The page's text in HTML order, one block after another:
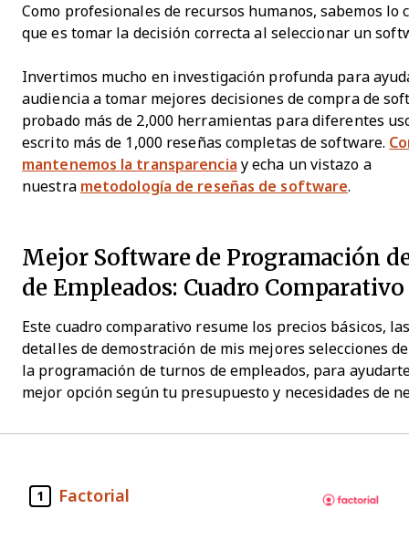
Como profesionales de recursos humanos, sabemos lo
que es tomar la decisión correcta al seleccionar un
Invertimos mucho en investigación profunda para
audiencia a tomar mejores decisiones de compra de
probado más de 2,000 herramientas para diferentes
escrito más de 1,000 reseñas completas de software.
mantenemos la transparencia y echa un vistazo a
nuestra metodología de reseñas de software.
Mejor Software de Programación
de Empleados: Cuadro Comparativo
Este cuadro comparativo resume los precios básicos,
detalles de demostración de mis mejores selecciones
la programación de turnos de empleados, para
mejor opción según tu presupuesto y necesidades de
1 Factorial